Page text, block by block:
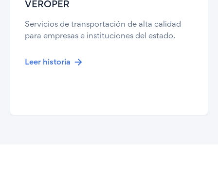
VEROPER
Servicios de transportación de alta calidad
para empresas e instituciones del estado.
Leer historia